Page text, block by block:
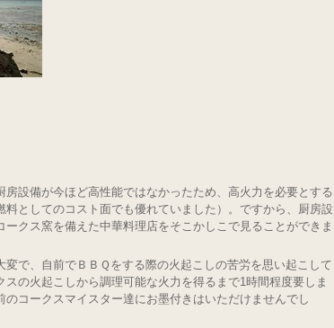
設備が今ほど高性能ではなかったため、高火力を必要とする
としてのコスト面でも優れていました）。ですから、厨房設
クス窯を備えた中華料理店をそこかしこで見ることができま
で、自前でＢＢＱをする際の火起こしの苦労を思い起こして
の火起こしから調理可能な火力を得るまで1時間程度要しま
コークスマイスター達にお墨付きはいただけませんでし